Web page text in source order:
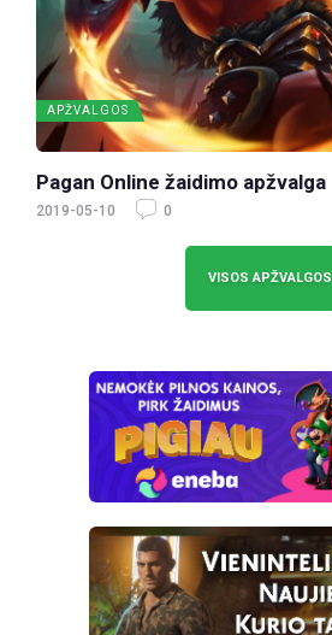
APŽVALGOS
Pagan Online žaidimo apžvalga
2019-05-10 0
VISOS APŽVALGOS